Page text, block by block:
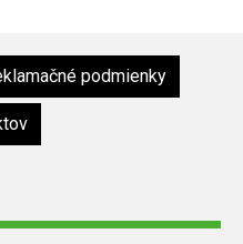
podmienky